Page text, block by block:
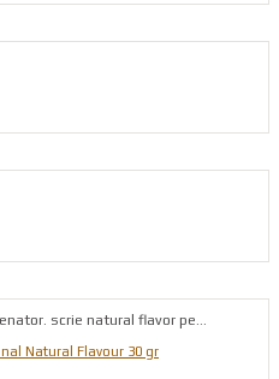
scrie natural flavor pe...
Natural Flavour 30 gr